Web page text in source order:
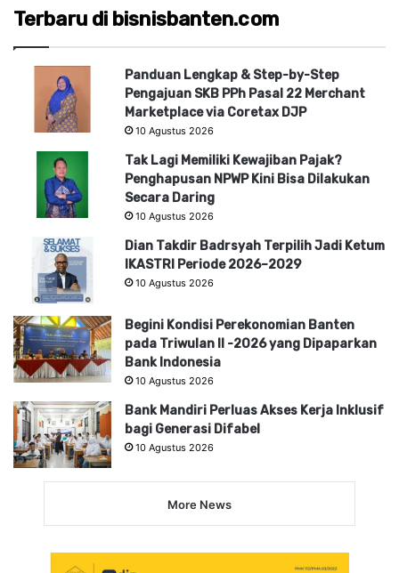
Terbaru di bisnisbanten.com
Panduan Lengkap & Step-by-Step
Pengajuan SKB PPh Pasal 22 Merchant
Marketplace via Coretax DJP
10 Agustus 2026
Tak Lagi Memiliki Kewajiban Pajak?
Penghapusan NPWP Kini Bisa Dilakukan
Secara Daring
10 Agustus 2026
Dian Takdir Badrsyah Terpilih Jadi Ketum
IKASTRI Periode 2026–2029
10 Agustus 2026
Begini Kondisi Perekonomian Banten
pada Triwulan II -2026 yang Dipaparkan
Bank Indonesia
10 Agustus 2026
Bank Mandiri Perluas Akses Kerja Inklusif
bagi Generasi Difabel
10 Agustus 2026
More News